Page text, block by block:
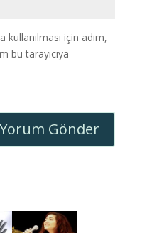
için adım,
bu tarayıcıya